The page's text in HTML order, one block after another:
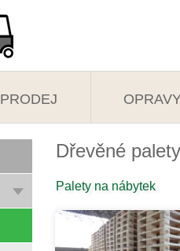
PRODEJ
Dřevěné palety
Palety na nábytek